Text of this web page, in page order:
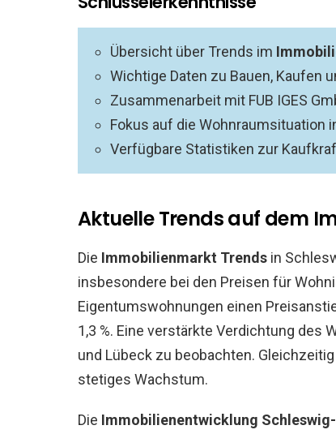
Übersicht über Trends im
Wichtige Daten zu Bauen, Kaufen
Zusammenarbeit mit FUB IGES
Fokus auf die Wohnraumsituation
Verfügbare Statistiken zur
Aktuelle Trends auf dem
Die Immobilienmarkt Trends in
insbesondere bei den Preisen für
Eigentumswohnungen einen
1,3 %. Eine verstärkte Verdichtung des
und Lübeck zu beobachten.
stetiges Wachstum.
Die Immobilienentwicklung